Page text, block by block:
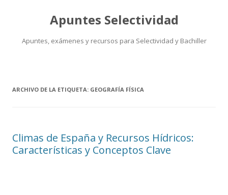
Apuntes Selectividad
Apuntes, exámenes y recursos para Selectividad y Bachiller
ARCHIVO DE LA ETIQUETA: GEOGRAFÍA FÍSICA
Climas de España y Recursos Hídricos:
Características y Conceptos Clave